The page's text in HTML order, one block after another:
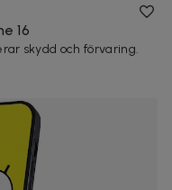
16
skydd och förvaring.